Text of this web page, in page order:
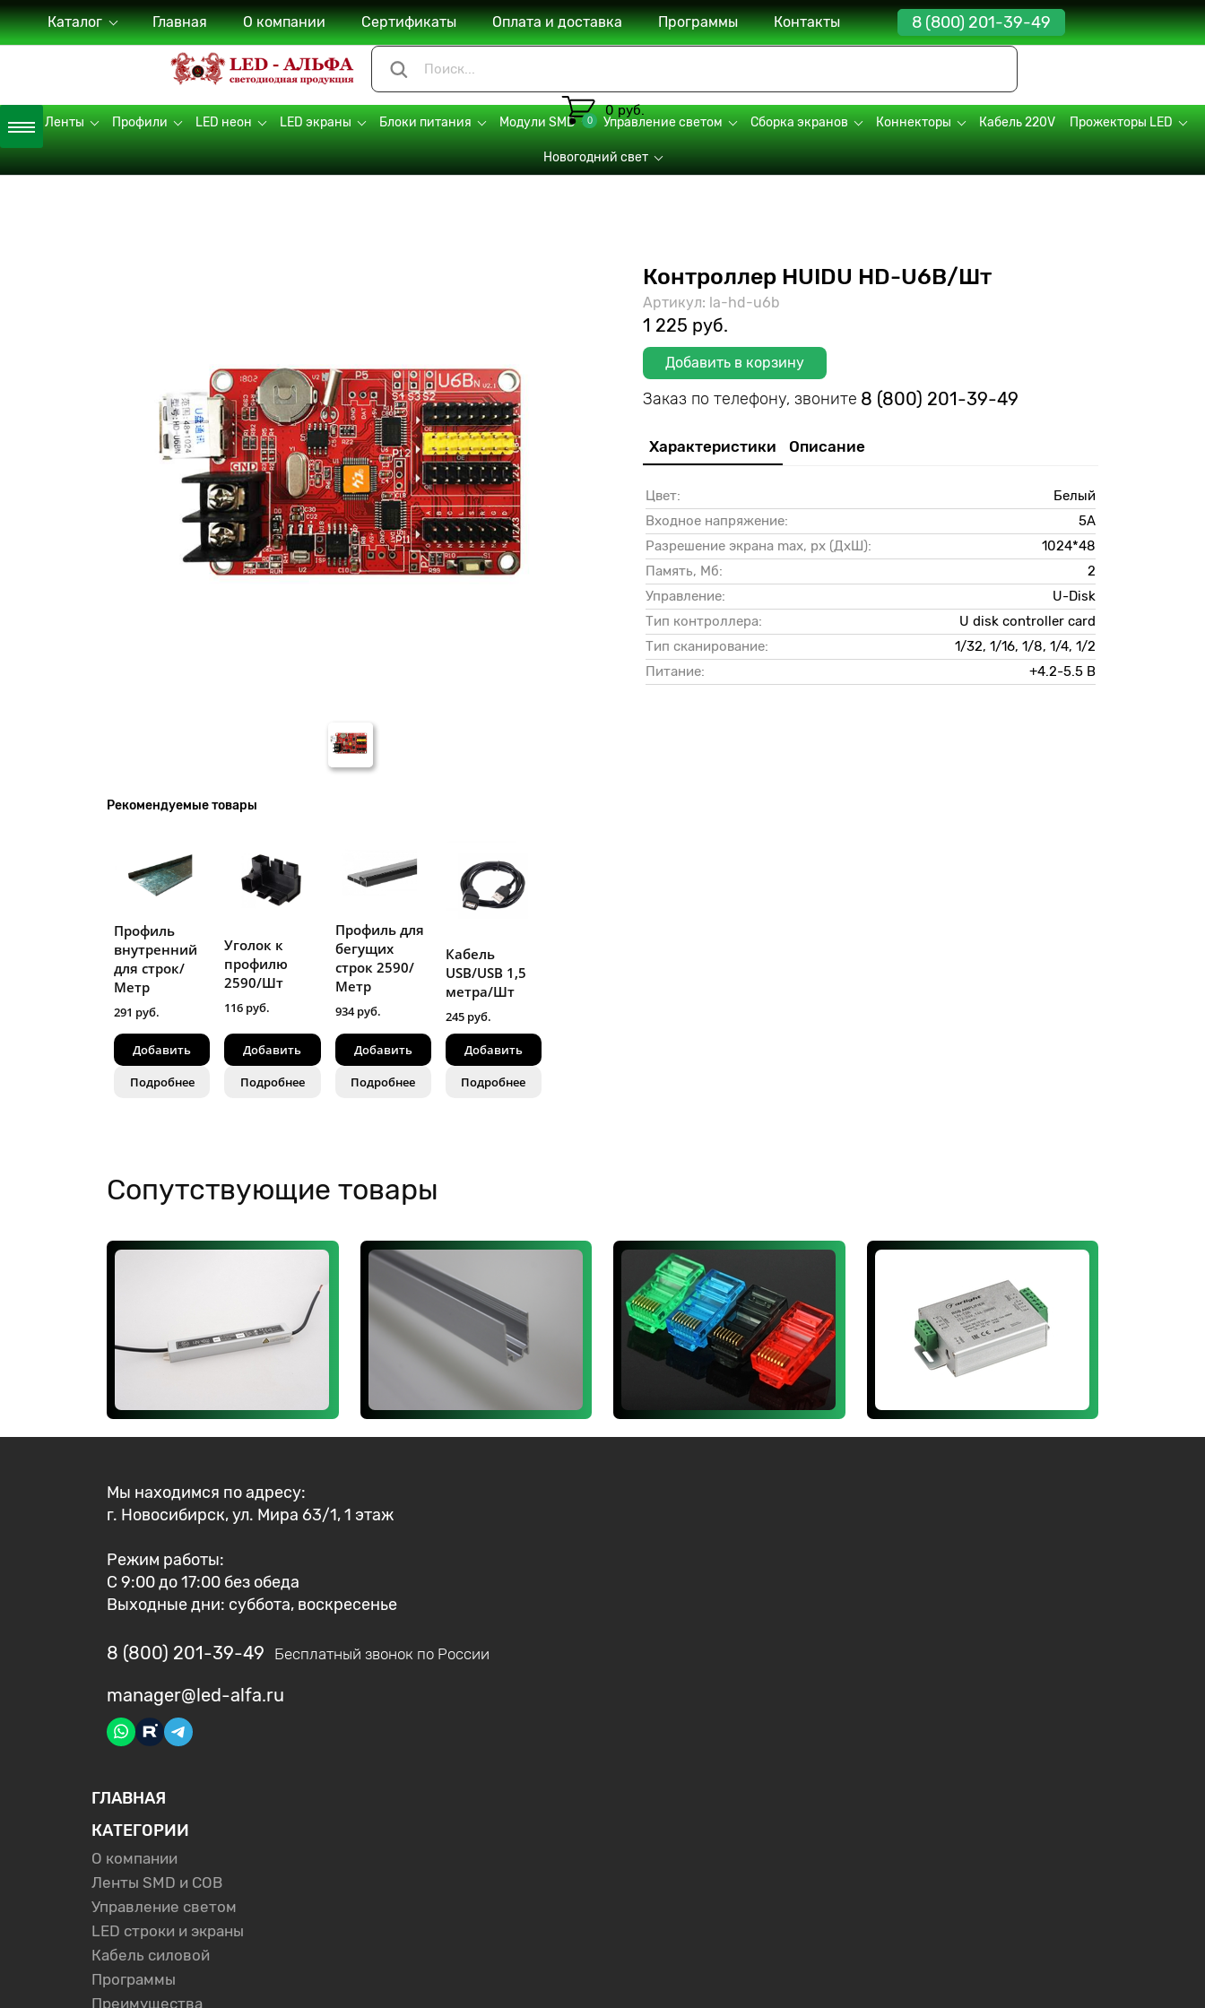
Каталог Главная О компании Сертификаты Оплата и доставка Программы Контакты 8 (800) 201-39-49
0
0 руб.
LED Ленты Профили LED неон LED экраны Блоки питания Модули SMD Управление светом Сборка экранов Коннекторы Кабель 220V Прожекторы LED
Новогодний свет
Контроллер HUIDU HD-U6B/Шт
Артикул: la-hd-u6b
1 225 руб.
Добавить в корзину
Заказ по телефону, звоните 8 (800) 201-39-49
Характеристики Описание
Цвет:
Белый
Входное напряжение:
5А
Разрешение экрана max, px (ДxШ):
1024*48
Память, Мб:
2
Управление:
U-Disk
Тип контроллера:
U disk controller card
Тип сканирование:
1/32, 1/16, 1/8, 1/4, 1/2
Питание:
+4.2-5.5 В
Рекомендуемые товары
Профиль
внутренний
для строк/
Метр
291 руб.
Добавить
Подробнее
Уголок к
профилю
2590/Шт
116 руб.
Добавить
Подробнее
Профиль для
бегущих
строк 2590/
Метр
934 руб.
Добавить
Подробнее
Кабель
USB/USB 1,5
метра/Шт
245 руб.
Добавить
Подробнее
Сопутствующие товары
Мы находимся по адресу:
г. Новосибирск, ул. Мира 63/1, 1 этаж
Режим работы:
С 9:00 до 17:00 без обеда
Выходные дни: суббота, воскресенье
8 (800) 201-39-49 Бесплатный звонок по России
manager@led-alfa.ru
ГЛАВНАЯ
КАТЕГОРИИ
О компании
Ленты SMD и COB
Управление светом
LED строки и экраны
Кабель силовой
Программы
Преимущества